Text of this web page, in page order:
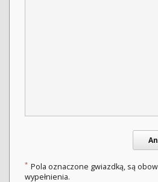
* Pola oznaczone gwiazdką, są
wypełnienia.